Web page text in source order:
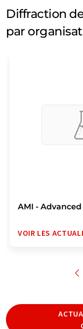
Diffraction
par
AMI -
VOIR LES